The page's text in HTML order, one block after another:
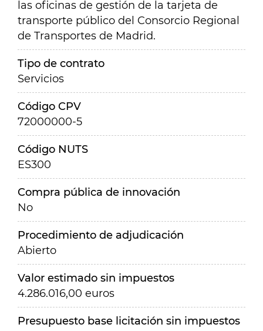
las oficinas de gestión de la tarjeta de
transporte público del Consorcio Regional
de Transportes de Madrid.
Tipo de contrato
Servicios
Código CPV
72000000-5
Código NUTS
ES300
Compra pública de innovación
No
Procedimiento de adjudicación
Abierto
Valor estimado sin impuestos
4.286.016,00 euros
Presupuesto base licitación sin impuestos